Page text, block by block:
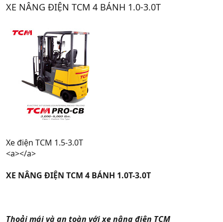
XE NÂNG ĐIỆN TCM 4 BÁNH 1.0-3.0T
Xe điện TCM 1.5-3.0T
<a></a>
XE NÂNG ĐIỆN TCM 4 BÁNH 1.0T-3.0T
Thoải mái và an toàn với xe nâng điện TCM